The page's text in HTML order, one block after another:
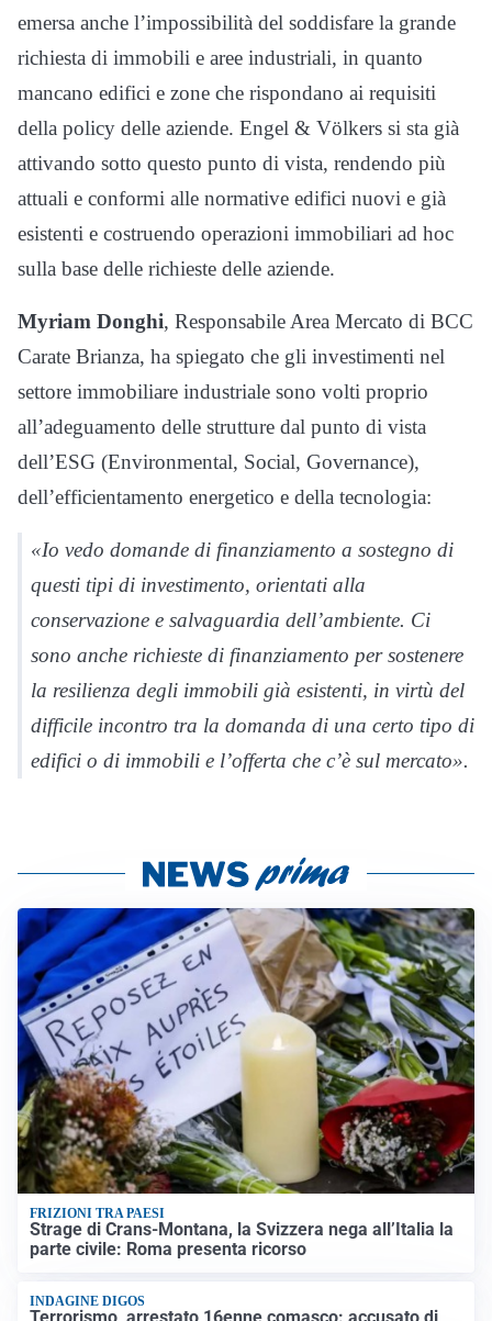
emersa anche l’impossibilità del soddisfare la grande
richiesta di immobili e aree industriali, in quanto
mancano edifici e zone che rispondano ai requisiti
della policy delle aziende. Engel & Völkers si sta già
attivando sotto questo punto di vista, rendendo più
attuali e conformi alle normative edifici nuovi e già
esistenti e costruendo operazioni immobiliari ad hoc
sulla base delle richieste delle aziende.
Myriam Donghi, Responsabile Area Mercato di BCC
Carate Brianza, ha spiegato che gli investimenti nel
settore immobiliare industriale sono volti proprio
all’adeguamento delle strutture dal punto di vista
dell’ESG (Environmental, Social, Governance),
dell’efficientamento energetico e della tecnologia:
«Io vedo domande di finanziamento a sostegno di
questi tipi di investimento, orientati alla
conservazione e salvaguardia dell’ambiente. Ci
sono anche richieste di finanziamento per sostenere
la resilienza degli immobili già esistenti, in virtù del
difficile incontro tra la domanda di una certo tipo di
edifici o di immobili e l’offerta che c’è sul mercato».
FRIZIONI TRA PAESI
Strage di Crans-Montana, la Svizzera nega all’Italia la
parte civile: Roma presenta ricorso
INDAGINE DIGOS